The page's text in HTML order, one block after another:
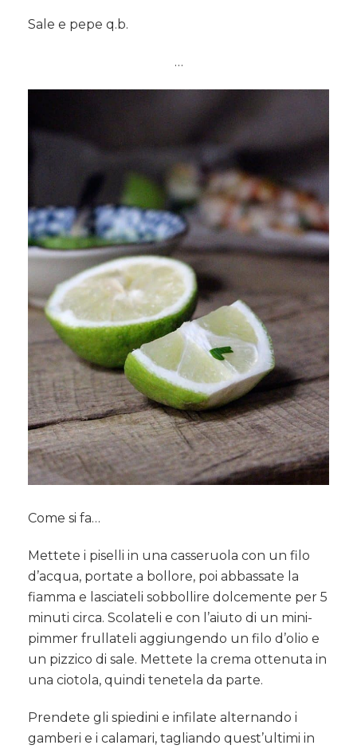
Sale e pepe q.b.
…
Come si fa…
Mettete i piselli in una casseruola con un filo
d’acqua, portate a bollore, poi abbassate la
fiamma e lasciateli sobbollire dolcemente per 5
minuti circa. Scolateli e con l’aiuto di un mini-
pimmer frullateli aggiungendo un filo d’olio e
un pizzico di sale. Mettete la crema ottenuta in
una ciotola, quindi tenetela da parte.
Prendete gli spiedini e infilate alternando i
gamberi e i calamari, tagliando quest’ultimi in